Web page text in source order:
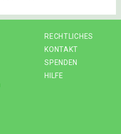
RECHTLICHES
KONTAKT
SPENDEN
HILFE